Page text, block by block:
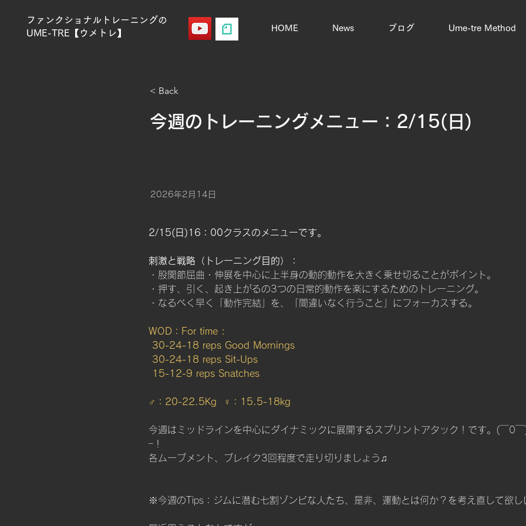
ファンクショナルトレーニングの
UME-TRE【ウメトレ】
HOME News ブログ Ume-tre Method
< Back
今週のトレーニングメニュー：2/15(日)
2026年2月14日
2/15(日)16：00クラスのメニューです。
刺激と戦略（トレーニング目的）：
・股関節屈曲・伸展を中心に上半身の動的動作を大きく乗せ切ることがポイント。
・押す、引く、起き上がるの3つの日常的動作を楽にするためのトレーニング。
・なるべく早く「動作完結」を、「間違いなく行うこと」にフォーカスする。
WOD：For time :
30-24-18 reps Good Mornings
30-24-18 reps Sit-Ups
15-12-9 reps Snatches
♂：20-22.5Kg  ♀：15.5-18kg
今週はミッドラインを中心にダイナミックに展開するスプリントアタック！です。(￣0
ｰ！
各ムーブメント、ブレイク3回程度で走り切りましょう♫
※今週のTips：ジムに潜む七割ゾンビな人たち、是非、運動とは何か？を考え直して欲し